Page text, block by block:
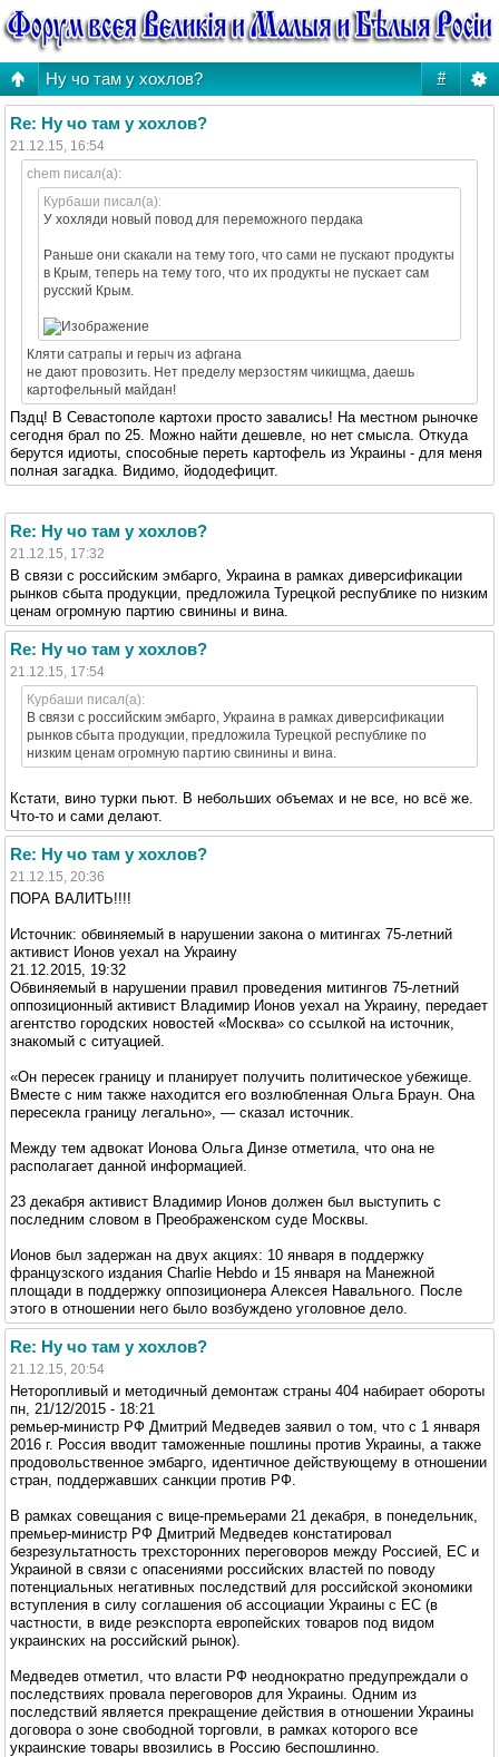
#
Ну чо там у хохлов?
Re: Ну чо там у хохлов?
21.12.15, 16:54
chem писал(а):
Курбаши писал(а):
У хохляди новый повод для переможного пердака
Раньше они скакали на тему того, что сами не пускают продукты
в Крым, теперь на тему того, что их продукты не пускает сам
русский Крым.
Кляти сатрапы и герыч из афгана
не дают провозить. Нет пределу мерзостям чикищма, даешь
картофельный майдан!
Пздц! В Севастополе картохи просто завались! На местном рыночке
сегодня брал по 25. Можно найти дешевле, но нет смысла. Откуда
берутся идиоты, способные переть картофель из Украины - для меня
полная загадка. Видимо, йододефицит.
Re: Ну чо там у хохлов?
21.12.15, 17:32
В связи с российским эмбарго, Украина в рамках диверсификации
рынков сбыта продукции, предложила Турецкой республике по низким
ценам огромную партию свинины и вина.
Re: Ну чо там у хохлов?
21.12.15, 17:54
Курбаши писал(а):
В связи с российским эмбарго, Украина в рамках диверсификации
рынков сбыта продукции, предложила Турецкой республике по
низким ценам огромную партию свинины и вина.
Кстати, вино турки пьют. В небольших объемах и не все, но всё же.
Что-то и сами делают.
Re: Ну чо там у хохлов?
21.12.15, 20:36
ПОРА ВАЛИТЬ!!!!
Источник: обвиняемый в нарушении закона о митингах 75-летний
активист Ионов уехал на Украину
21.12.2015, 19:32
Обвиняемый в нарушении правил проведения митингов 75-летний
оппозиционный активист Владимир Ионов уехал на Украину, передает
агентство городских новостей «Москва» со ссылкой на источник,
знакомый с ситуацией.
«Он пересек границу и планирует получить политическое убежище.
Вместе с ним также находится его возлюбленная Ольга Браун. Она
пересекла границу легально», — сказал источник.
Между тем адвокат Ионова Ольга Динзе отметила, что она не
располагает данной информацией.
23 декабря активист Владимир Ионов должен был выступить с
последним словом в Преображенском суде Москвы.
Ионов был задержан на двух акциях: 10 января в поддержку
французского издания Charlie Hebdo и 15 января на Манежной
площади в поддержку оппозиционера Алексея Навального. После
этого в отношении него было возбуждено уголовное дело.
Re: Ну чо там у хохлов?
21.12.15, 20:54
Неторопливый и методичный демонтаж страны 404 набирает обороты
пн, 21/12/2015 - 18:21
ремьер-министр РФ Дмитрий Медведев заявил о том, что с 1 января
2016 г. Россия вводит таможенные пошлины против Украины, а также
продовольственное эмбарго, идентичное действующему в отношении
стран, поддержавших санкции против РФ.
В рамках совещания с вице-премьерами 21 декабря, в понедельник,
премьер-министр РФ Дмитрий Медведев констатировал
безрезультатность трехсторонних переговоров между Россией, ЕС и
Украиной в связи с опасениями российских властей по поводу
потенциальных негативных последствий для российской экономики
вступления в силу соглашения об ассоциации Украины с ЕС (в
частности, в виде реэкспорта европейских товаров под видом
украинских на российский рынок).
Медведев отметил, что власти РФ неоднократно предупреждали о
последствиях провала переговоров для Украины. Одним из
последствий является прекращение действия в отношении Украины
договора о зоне свободной торговли, в рамках которого все
украинские товары ввозились в Россию беспошлинно.